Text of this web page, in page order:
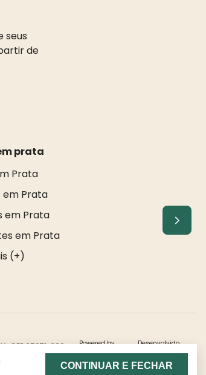
seus
de
prata
Prata
em Prata
em Prata
em Prata
(+)
CEP 65071-380.
Powered by Desenvolvido
CONTINUAR E FECHAR